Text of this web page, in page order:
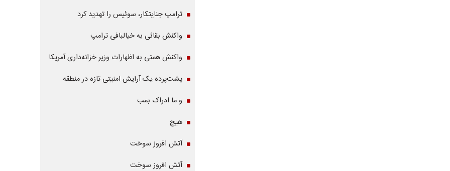
ترامپ جنایتکار، سوئیس را تهدید کرد
واکنش بقائی به خیالبافی ترامپ
واکنش همتی به اظهارات وزیر خزانه‌داری آمریکا
پشت‌پرده یک آرایش امنیتی تازه در منطقه
و ما ادراک بمب
هیچ
آتش افروز سوخت
آتش افروز سوخت